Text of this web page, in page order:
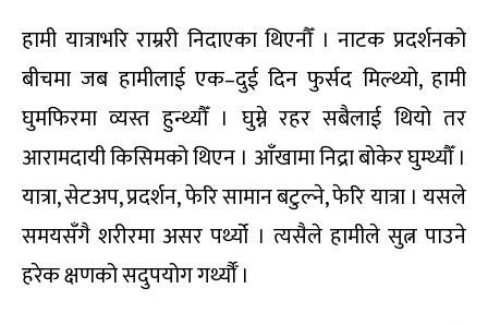
हामी यात्राभरि राम्ररी निदाएका थिएनौँ । नाटक प्रदर्शनको
बीचमा जब हामीलाई एक–दुई दिन फुर्सद मिल्थ्यो, हामी
घुमफिरमा व्यस्त हुन्थ्यौँ । घुम्ने रहर सबैलाई थियो तर
आरामदायी किसिमको थिएन । आँखामा निद्रा बोकेर घुम्थ्यौँ ।
यात्रा, सेटअप, प्रदर्शन, फेरि सामान बटुल्ने, फेरि यात्रा । यसले
समयसँगै शरीरमा असर पर्थ्यो । त्यसैले हामीले सुत्न पाउने
हरेक क्षणको सदुपयोग गर्थ्यौँ ।